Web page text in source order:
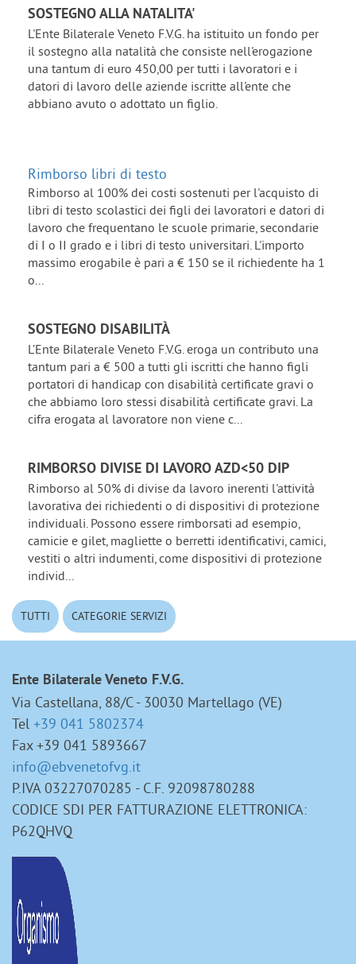
SOSTEGNO ALLA NATALITA'
L'Ente Bilaterale Veneto F.V.G. ha istituito un fondo per
il sostegno alla natalità che consiste nell'erogazione
una tantum di euro 450,00 per tutti i lavoratori e i
datori di lavoro delle aziende iscritte all'ente che
abbiano avuto o adottato un figlio.
Rimborso libri di testo
Rimborso al 100% dei costi sostenuti per l'acquisto di
libri di testo scolastici dei figli dei lavoratori e datori di
lavoro che frequentano le scuole primarie, secondarie
di I o II grado e i libri di testo universitari. L'importo
massimo erogabile è pari a € 150 se il richiedente ha 1
o...
SOSTEGNO DISABILITÀ
L’Ente Bilaterale Veneto F.V.G. eroga un contributo una
tantum pari a € 500 a tutti gli iscritti che hanno figli
portatori di handicap con disabilità certificate gravi o
che abbiamo loro stessi disabilità certificate gravi. La
cifra erogata al lavoratore non viene c...
RIMBORSO DIVISE DI LAVORO AZD<50 DIP
Rimborso al 50% di divise da lavoro inerenti l'attività
lavorativa dei richiedenti o di dispositivi di protezione
individuali. Possono essere rimborsati ad esempio,
camicie e gilet, magliette o berretti identificativi, camici,
vestiti o altri indumenti, come dispositivi di protezione
individ...
TUTTI CATEGORIE SERVIZI
Ente Bilaterale Veneto F.V.G.
Via Castellana, 88/C - 30030 Martellago (VE)
Tel +39 041 5802374
Fax +39 041 5893667
info@ebvenetofvg.it
P.IVA 03227070285 - C.F. 92098780288
CODICE SDI PER FATTURAZIONE ELETTRONICA:
P62QHVQ